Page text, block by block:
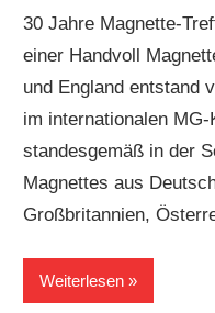
30 Jahre Magnette-
einer Handvoll
und England entstand
im internationalen
standesgemäß in der
Magnettes aus
Großbritannien,
Weiterlesen